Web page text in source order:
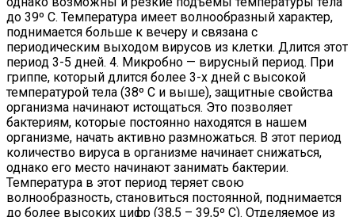
до 39º С. Температура имеет волнообразный характер,
поднимается больше к вечеру и связана с
периодическим выходом вирусов из клетки. Длится этот
период 3-5 дней. 4. Микробно — вирусный период. При
гриппе, который длится более 3-х дней с высокой
температурой тела (38º С и выше), защитные свойства
организма начинают истощаться. Это позволяет
бактериям, которые постоянно находятся в нашем
организме, начать активно размножаться. В этот период
количество вируса в организме начинает снижаться,
однако его место начинают занимать бактерии.
Температура в этот период теряет свою
волнообразность, становиться постоянной, поднимается
до более высоких цифр (38,5 – 39,5º С). Отделяемое из